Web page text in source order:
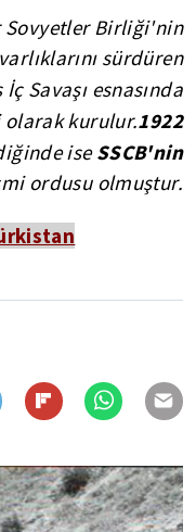
Sovyetler Birliği'nin
sürdüren
Savaşı esnasında
olarak kurulur.1922
iseSSCB'nin
ordusu olmuştur.